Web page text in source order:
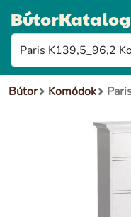
Bútor Komódok